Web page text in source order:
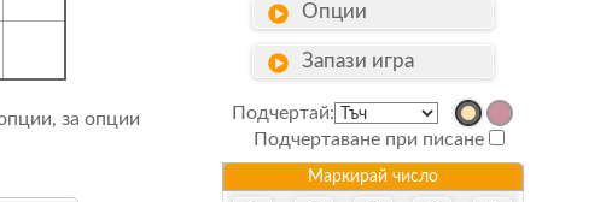
за опции
Опции
Запази игра
Подчертай:
Подчертаване при писане
Маркирай число